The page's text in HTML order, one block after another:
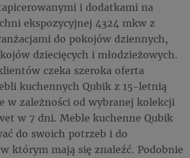
i dodatkami na
ekspozycyjnej 4324 mkw z
do pokojów dziennych,
dziecięcych i młodzieżowych.
czeka szeroka oferta
kuchennych Qubik z 15-letnią
w zależności od wybranej kolekcji
w 7 dni. Meble kuchenne Qubik
do swoich potrzeb i do
którym mają się znaleźć. Podobnie